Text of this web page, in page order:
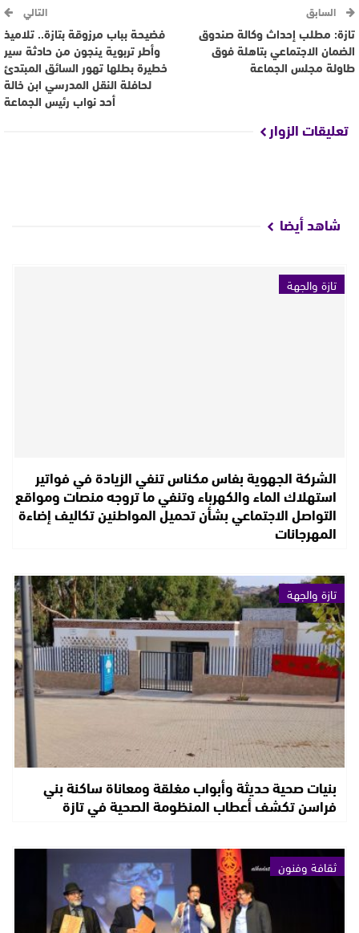
السابق
تازة: مطلب إحداث وكالة صندوق
الضمان الاجتماعي بتاهلة فوق
طاولة مجلس الجماعة
التالي
فضيحة بباب مرزوقة بتازة.. تلاميذ
وأطر تربوية ينجون من حادثة سير
خطيرة بطلها تهور السائق المبتدئ
لحافلة النقل المدرسي ابن خالة
أحد نواب رئيس الجماعة
تعليقات الزوار
شاهد أيضا
تازة والجهة
الشركة الجهوية بفاس مكناس تنفي الزيادة في فواتير
استهلاك الماء والكهرباء وتنفي ما تروجه منصات ومواقع
التواصل الاجتماعي بشأن تحميل المواطنين تكاليف إضاءة
المهرجانات
تازة والجهة
بنيات صحية حديثة وأبواب مغلقة ومعاناة ساكنة بني
فراسن تكشف أعطاب المنظومة الصحية في تازة
ثقافة وفنون